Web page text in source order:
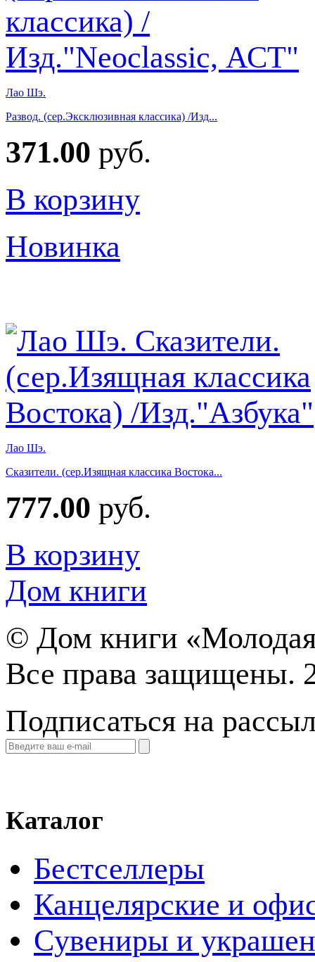
Лао Шэ.
Развод. (сер.Эксклюзивная классика) /Изд...
371.00 руб.
В корзину
Новинка
Лао Шэ.
Сказители. (сер.Изящная классика Востока...
777.00 руб.
В корзину
Дом книги
© Дом книги
Все права защищены.
Подписаться на
Каталог
Бестселлеры
Канцелярские и
Cувениры и